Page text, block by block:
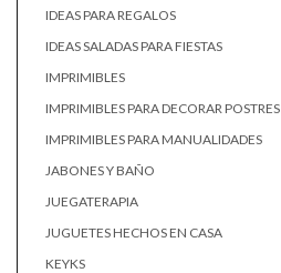
IDEAS PARA REGALOS
IDEAS SALADAS PARA FIESTAS
IMPRIMIBLES
IMPRIMIBLES PARA DECORAR POSTRES
IMPRIMIBLES PARA MANUALIDADES
JABONES Y BAÑO
JUEGATERAPIA
JUGUETES HECHOS EN CASA
KEYKS